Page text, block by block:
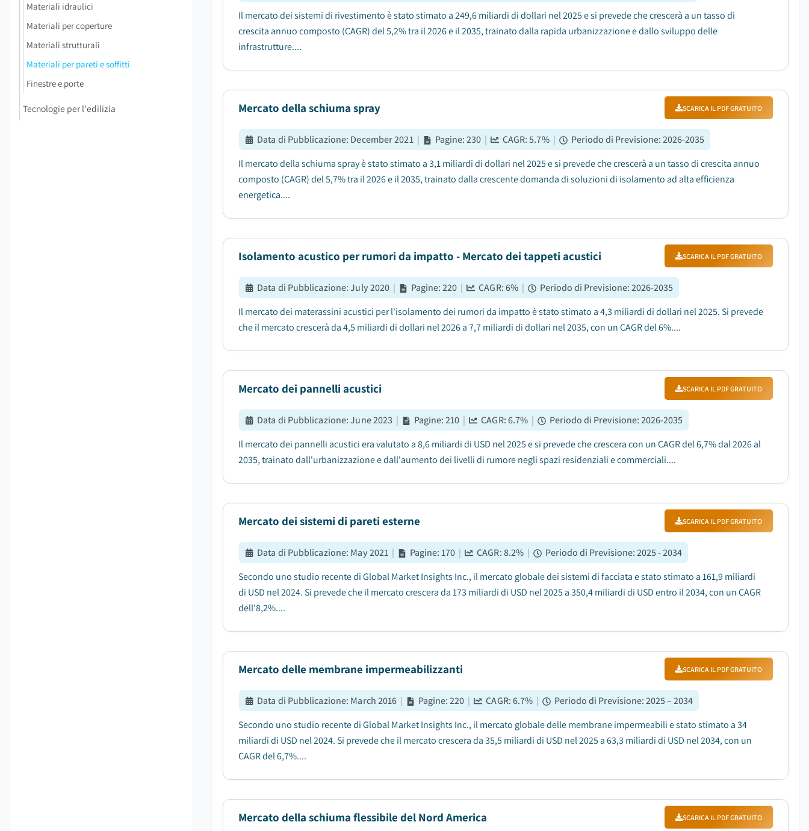
Materiali idraulici
Materiali per coperture
Materiali strutturali
Materiali per pareti e soffitti
Finestre e porte
Tecnologie per l'edilizia
Il mercato dei sistemi di rivestimento è stato stimato a 249,6 miliardi di dollari nel 2025 e si prevede che crescerà a un tasso di
crescita annuo composto (CAGR) del 5,2% tra il 2026 e il 2035, trainato dalla rapida urbanizzazione e dallo sviluppo delle
infrastrutture....
Mercato della schiuma spray SCARICA IL PDF GRATUITO
Data di Pubblicazione: December 2021 | Pagine:230 | CAGR:5.7% | Periodo di Previsione:2026-2035
Il mercato della schiuma spray è stato stimato a 3,1 miliardi di dollari nel 2025 e si prevede che crescerà a un tasso di crescita annuo
composto (CAGR) del 5,7% tra il 2026 e il 2035, trainato dalla crescente domanda di soluzioni di isolamento ad alta efficienza
energetica....
Isolamento acustico per rumori da impatto - Mercato dei tappeti acustici SCARICA IL PDF GRATUITO
Data di Pubblicazione:July 2020 | Pagine:220 | CAGR:6% | Periodo di Previsione:2026-2035
Il mercato dei materassini acustici per l'isolamento dei rumori da impatto è stato stimato a 4,3 miliardi di dollari nel 2025. Si prevede
che il mercato crescerà da 4,5 miliardi di dollari nel 2026 a 7,7 miliardi di dollari nel 2035, con un CAGR del 6%....
Mercato dei pannelli acustici SCARICA IL PDF GRATUITO
Data di Pubblicazione:June 2023 | Pagine:210 | CAGR:6.7% | Periodo di Previsione:2026-2035
Il mercato dei pannelli acustici era valutato a 8,6 miliardi di USD nel 2025 e si prevede che crescera con un CAGR del 6,7% dal 2026 al
2035, trainato dall'urbanizzazione e dall'aumento dei livelli di rumore negli spazi residenziali e commerciali....
Mercato dei sistemi di pareti esterne SCARICA IL PDF GRATUITO
Data di Pubblicazione: May 2021 | Pagine:170 | CAGR:8.2% | Periodo di Previsione:2025 - 2034
Secondo uno studio recente di Global Market Insights Inc., il mercato globale dei sistemi di facciata e stato stimato a 161,9 miliardi
di USD nel 2024. Si prevede che il mercato crescera da 173 miliardi di USD nel 2025 a 350,4 miliardi di USD entro il 2034, con un CAGR
dell'8,2%....
Mercato delle membrane impermeabilizzanti SCARICA IL PDF GRATUITO
Data di Pubblicazione: March 2016 | Pagine:220 | CAGR:6.7% | Periodo di Previsione:2025 – 2034
Secondo uno studio recente di Global Market Insights Inc., il mercato globale delle membrane impermeabili e stato stimato a 34
miliardi di USD nel 2024. Si prevede che il mercato crescera da 35,5 miliardi di USD nel 2025 a 63,3 miliardi di USD nel 2034, con un
CAGR del 6,7%....
Mercato della schiuma flessibile del Nord America SCARICA IL PDF GRATUITO